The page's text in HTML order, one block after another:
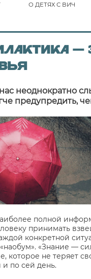
О ДЕТЯХ С ВИЧ
—
неоднократно
предупредить,
полной
принимать
конкретной
«Знание —
которое не теряет
и по сей день.